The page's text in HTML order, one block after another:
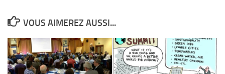
VOUS AIMEREZ AUSSI...